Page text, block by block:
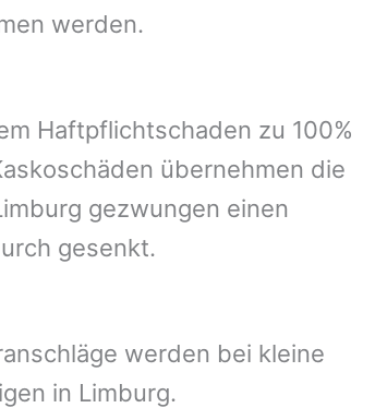
werden.
Haftpflichtschaden zu 100%
übernehmen die
gezwungen einen
gesenkt.
werden bei kleine
in Limburg.